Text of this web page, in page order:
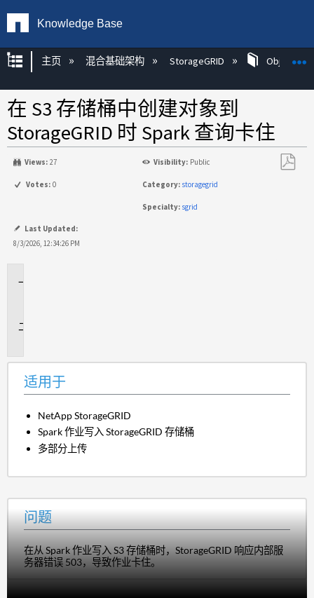
Knowledge Base
扩展/隐缩全局层次
主页 混合基础架构 StorageGRID Object
在 S3 存储桶中创建对象到
StorageGRID 时 Spark 查询卡住
Views: 27 Visibility: Public
Votes: 0 Category: storagegrid
Specialty: sgrid
Last Updated:
8/3/2026, 12:34:26 PM
适用于
NetApp StorageGRID
Spark 作业写入 StorageGRID 存储桶
多部分上传
问题
在从 Spark 作业写入 S3 存储桶时，StorageGRID 响应内部服
务器错误 503，导致作业卡住。